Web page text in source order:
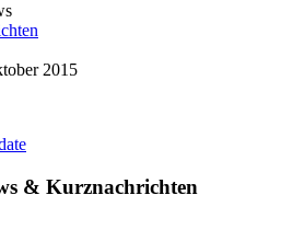
2015
& Kurznachrichten